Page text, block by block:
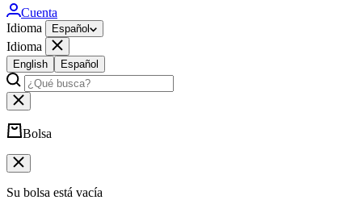
Cuenta
Idioma
Español
Idioma
English Español
Bolsa
Su bolsa está vacía